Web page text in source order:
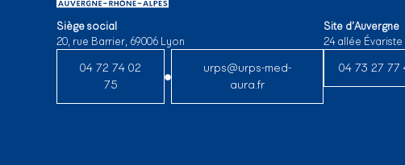
Siège social
20, rue Barrier, 69006 Lyon
04 72 74 02
75
urps@urps-med-
aura.fr
Site d’Auvergne
24 allée
04 73 27 77